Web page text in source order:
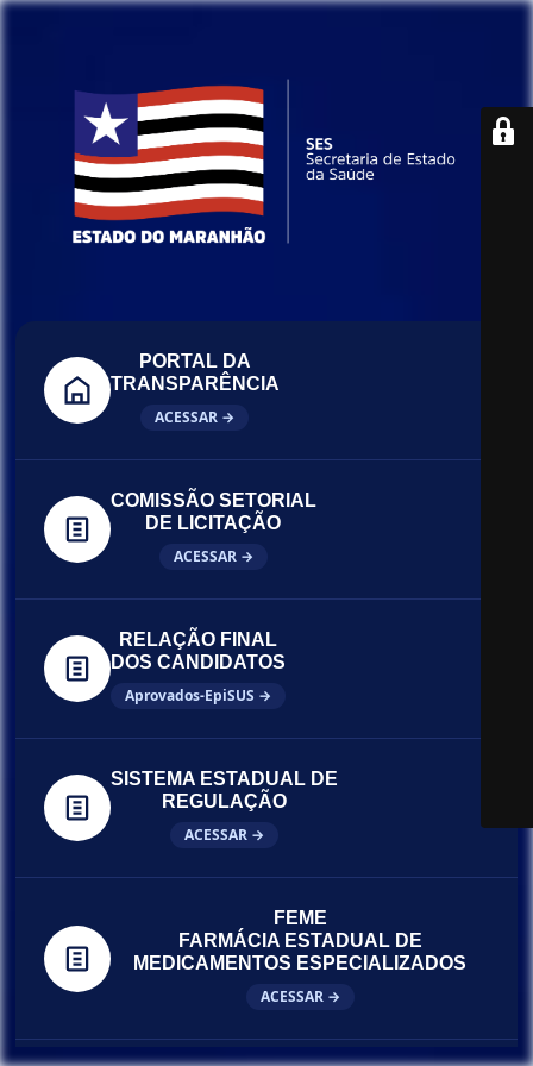
PORTAL DA
TRANSPARÊNCIA
ACESSAR →
COMISSÃO SETORIAL
DE LICITAÇÃO
ACESSAR →
RELAÇÃO FINAL
DOS CANDIDATOS
Aprovados-EpiSUS →
SISTEMA ESTADUAL DE
REGULAÇÃO
ACESSAR →
FEME
FARMÁCIA ESTADUAL DE
MEDICAMENTOS ESPECIALIZADOS
ACESSAR →